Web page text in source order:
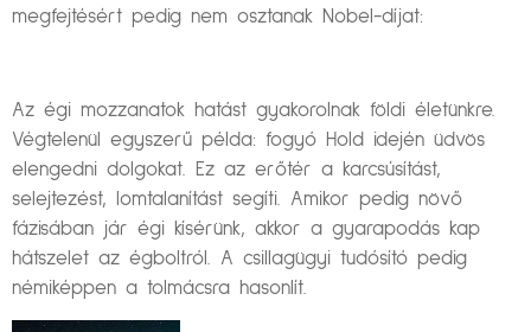
megfejtésért pedig nem osztanak Nobel-díjat:
Az égi mozzanatok hatást gyakorolnak földi életünkre.
Végtelenül egyszerű példa: fogyó Hold idején üdvös
elengedni dolgokat. Ez az erőtér a karcsúsítást,
selejtezést, lomtalanítást segíti. Amikor pedig növő
fázisában jár égi kísérünk, akkor a gyarapodás kap
hátszelet az égboltról. A csillagügyi tudósító pedig
némiképpen a tolmácsra hasonlít.